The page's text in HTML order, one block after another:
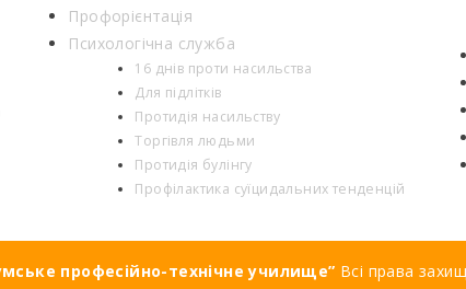
Профорієнтація
Психологічна служба
16 днів проти насильства
Для підлітків
Протидія насильству
Торгівля людьми
Протидія булінгу
Профілактика суїцидальних тенденцій
професійно-технічне училище” Всі права